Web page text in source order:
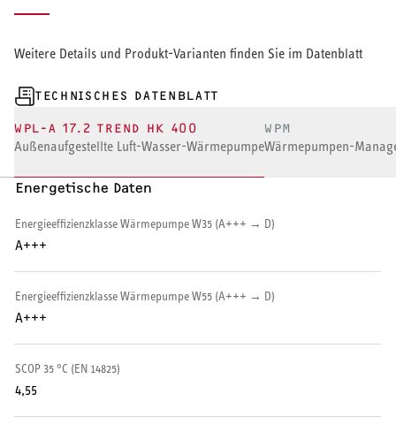
Wohnungsstationen
Kochendwassergeräte
Händetrockner
LÜFTEN
Lüftungsanlagen
SERVICE
Weitere Details und Produkt-Varianten finden Sie im Datenblatt
TECHNISCHES DATENBLATT
WPL-A 17.2 TREND HK 400
Außenaufgestellte Luft-Wasser-Wärmepumpe
WPM
Wärmepumpen-
Energetische Daten
Energieeffizienzklasse Wärmepumpe W35 (A+++ → D)
A+++
Energieeffizienzklasse Wärmepumpe W55 (A+++ → D)
A+++
SCOP 35 °C (EN 14825)
4,55